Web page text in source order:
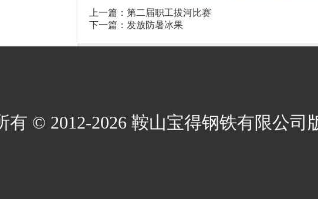
上一篇： 第二届职工拔河比赛
下一篇： 发放防暑冰果
有 © 2012-2026 鞍山宝得钢铁有限公司